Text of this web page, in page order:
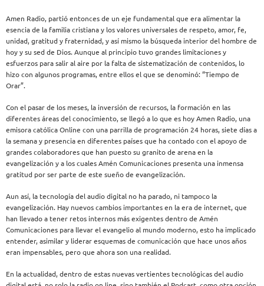
Amen Radio, partió entonces de un eje fundamental que era alimentar la
esencia de la familia cristiana y los valores universales de respeto, amor, fe,
unidad, gratitud y fraternidad, y así mismo la búsqueda interior del hombre de
hoy y su sed de Dios. Aunque al principio tuvo grandes limitaciones y
esfuerzos para salir al aire por la falta de sistematización de contenidos, lo
hizo con algunos programas, entre ellos el que se denominó: “Tiempo de
Orar”.
Con el pasar de los meses, la inversión de recursos, la formación en las
diferentes áreas del conocimiento, se llegó a lo que es hoy Amen Radio, una
emisora católica Online con una parrilla de programación 24 horas, siete días a
la semana y presencia en diferentes países que ha contado con el apoyo de
grandes colaboradores que han puesto su granito de arena en la
evangelización y a los cuales Amén Comunicaciones presenta una inmensa
gratitud por ser parte de este sueño de evangelización.
Aun así, la tecnología del audio digital no ha parado, ni tampoco la
evangelización. Hay nuevos cambios importantes en la era de internet, que
han llevado a tener retos internos más exigentes dentro de Amén
Comunicaciones para llevar el evangelio al mundo moderno, esto ha implicado
entender, asimilar y liderar esquemas de comunicación que hace unos años
eran impensables, pero que ahora son una realidad.
En la actualidad, dentro de estas nuevas vertientes tecnológicas del audio